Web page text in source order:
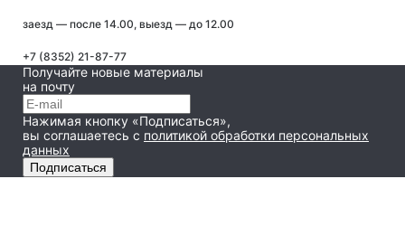
заезд — после 14.00, выезд — до 12.00
+7 (8352) 21-87-77
Получайте новые материалы
на почту
Нажимая кнопку «Подписаться»,
вы соглашаетесь с политикой обработки персональных
данных
Подписаться